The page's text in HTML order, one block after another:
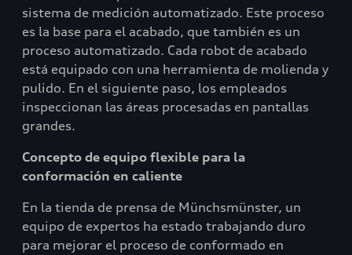
sistema de medición automatizado. Este proceso
es la base para el acabado, que también es un
proceso automatizado. Cada robot de acabado
está equipado con una herramienta de molienda y
pulido. En el siguiente paso, los empleados
inspeccionan las áreas procesadas en pantallas
grandes.
Concepto de equipo flexible para la
conformación en caliente
En la tienda de prensa de Münchsmünster, un
equipo de expertos ha estado trabajando duro
para mejorar el proceso de conformado en